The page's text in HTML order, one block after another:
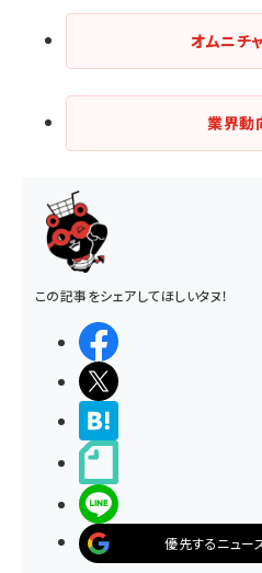
オムニチ
業界動
この記事をシェアしてほしいタヌ！
優先するニュー